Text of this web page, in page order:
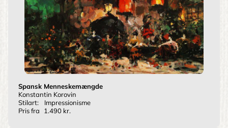
Spansk Menneskemængde
Konstantin Korovin
Stilart:
Impressionisme
Pris fra
1.490 kr.